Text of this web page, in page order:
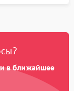
в ближайшее